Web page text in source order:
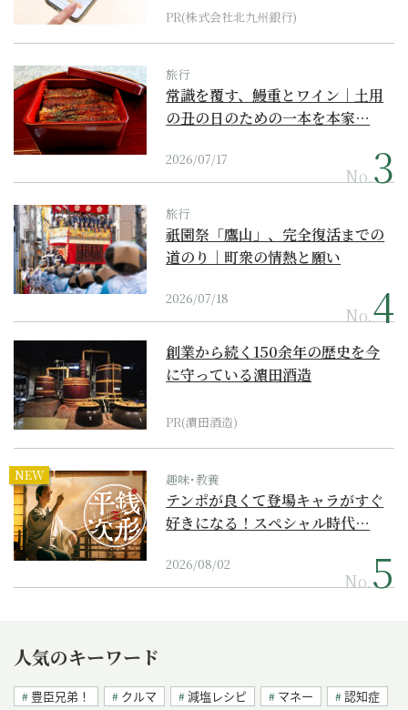
PR(株式会社北九州銀行)
旅行
常識を覆す、鰻重とワイン｜土用
の丑の日のための一本を本家…
2026/07/17
No.
旅行
祇園祭「鷹山」、完全復活までの
道のり｜町衆の情熱と願い
2026/07/18
No.
創業から続く150余年の歴史を今
に守っている濵田酒造
PR(濵田酒造)
NEW 趣味･教養
テンポが良くて登場キャラがすぐ
好きになる！スペシャル時代…
2026/08/02
No.
人気のキーワード
豊臣兄弟！ クルマ 減塩レシピ マネー 認知症